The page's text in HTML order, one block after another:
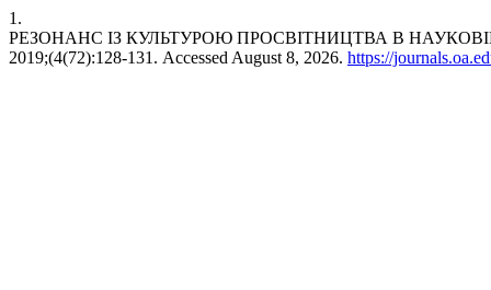
1.
РЕЗОНАНС ІЗ КУЛЬТУРОЮ ПРОСВІТНИЦТВА В
2019;(4(72):128-131. Accessed August 8, 2026. https://